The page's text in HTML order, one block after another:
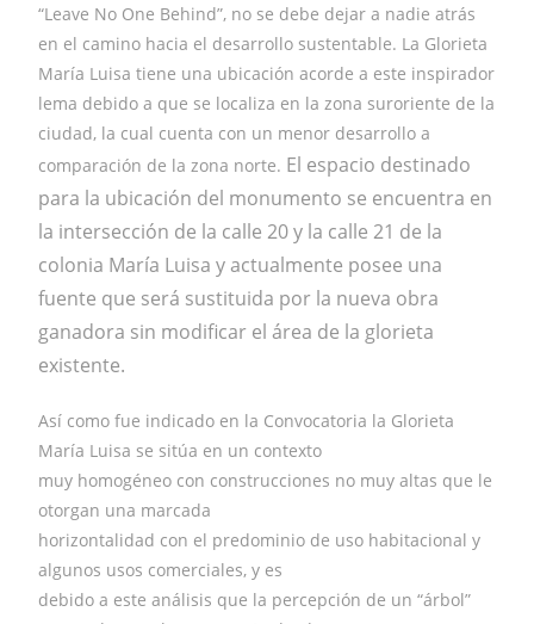
“Leave No One Behind”, no se debe dejar a nadie atrás
en el camino hacia el desarrollo sustentable. La Glorieta
María Luisa tiene una ubicación acorde a este inspirador
lema debido a que se localiza en la zona suroriente de la
ciudad, la cual cuenta con un menor desarrollo a
comparación de la zona norte. El espacio destinado
para la ubicación del monumento se encuentra en
la intersección de la calle 20 y la calle 21 de la
colonia María Luisa y actualmente posee una
fuente que será sustituida por la nueva obra
ganadora sin modificar el área de la glorieta
existente.
Así como fue indicado en la Convocatoria la Glorieta
María Luisa se sitúa en un contexto
muy homogéneo con construcciones no muy altas que le
otorgan una marcada
horizontalidad con el predominio de uso habitacional y
algunos usos comerciales, y es
debido a este análisis que la percepción de un “árbol”